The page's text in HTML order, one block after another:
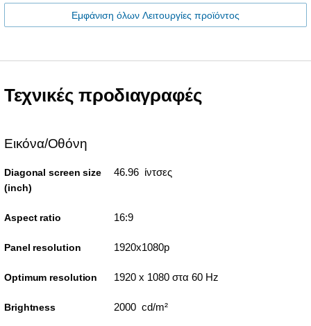
Εμφάνιση όλων Λειτουργίες προϊόντος
Τεχνικές προδιαγραφές
Εικόνα/Οθόνη
Diagonal screen size
(inch)
46.96 ίντσες
Aspect ratio 16:9
Panel resolution 1920x1080p
Optimum resolution 1920 x 1080 στα 60 Hz
Brightness 2000 cd/m²